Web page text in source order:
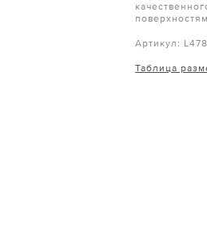
Артикул:
Таблица